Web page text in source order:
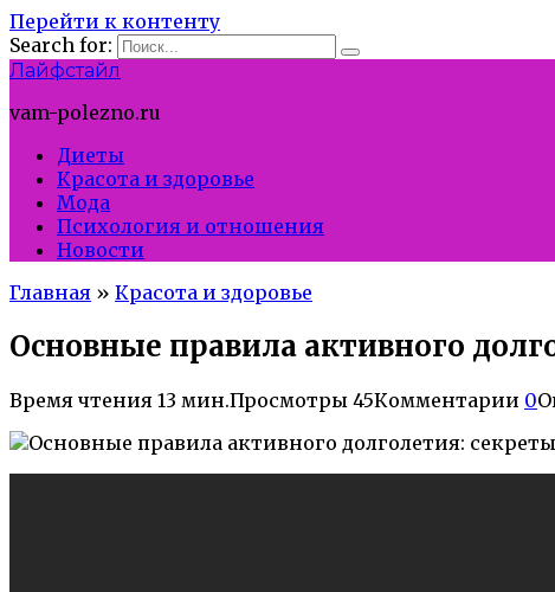
Перейти к контенту
Search for:
Лайфстайл
vam-polezno.ru
Диеты
Красота и здоровье
Мода
Психология и отношения
Новости
Главная » Красота и здоровье
Основные правила активного
Время чтения 13 мин.Просмотры 45Комментарии 0